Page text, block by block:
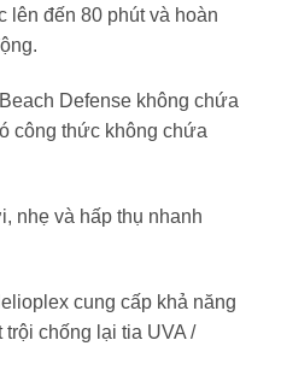
lên đến 80 phút và hoàn
Defense không chứa
công thức không chứa
nhẹ và hấp thụ nhanh
cung cấp khả năng
chống lại tia UVA /